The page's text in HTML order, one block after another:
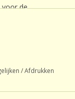
voor de
versmelten
van lelie. Het
afdronk.
moment, of om
/Afdrukken